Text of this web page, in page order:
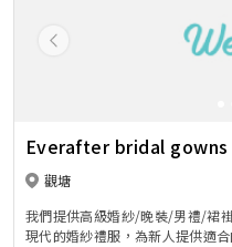
Previous
Everafter bridal gowns
觀塘
我們提供高級婚紗/晚裝/男禮/裙
現代的婚紗禮服，為新人提供適